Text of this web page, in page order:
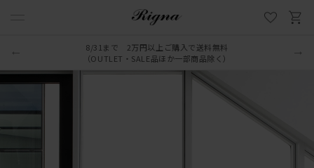
8/31まで 2万円以上ご購入で送料無料
（OUTLET・SALE品ほか一部商品除く）